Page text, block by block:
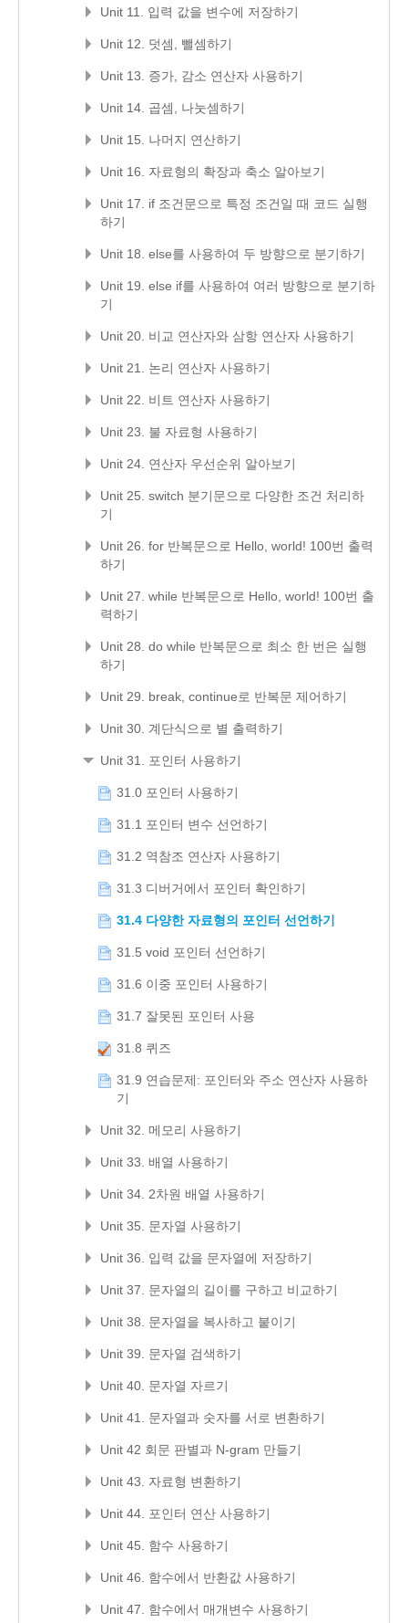
Unit 11. 입력 값을 변수에 저장하기
Unit 12. 덧셈, 뺄셈하기
Unit 13. 증가, 감소 연산자 사용하기
Unit 14. 곱셈, 나눗셈하기
Unit 15. 나머지 연산하기
Unit 16. 자료형의 확장과 축소 알아보기
Unit 17. if 조건문으로 특정 조건일 때 코드 실행
하기
Unit 18. else를 사용하여 두 방향으로 분기하기
Unit 19. else if를 사용하여 여러 방향으로 분기하
기
Unit 20. 비교 연산자와 삼항 연산자 사용하기
Unit 21. 논리 연산자 사용하기
Unit 22. 비트 연산자 사용하기
Unit 23. 불 자료형 사용하기
Unit 24. 연산자 우선순위 알아보기
Unit 25. switch 분기문으로 다양한 조건 처리하
기
Unit 26. for 반복문으로 Hello, world! 100번 출력
하기
Unit 27. while 반복문으로 Hello, world! 100번 출
력하기
Unit 28. do while 반복문으로 최소 한 번은 실행
하기
Unit 29. break, continue로 반복문 제어하기
Unit 30. 계단식으로 별 출력하기
Unit 31. 포인터 사용하기
31.0 포인터 사용하기
31.1 포인터 변수 선언하기
31.2 역참조 연산자 사용하기
31.3 디버거에서 포인터 확인하기
31.4 다양한 자료형의 포인터 선언하기
31.5 void 포인터 선언하기
31.6 이중 포인터 사용하기
31.7 잘못된 포인터 사용
31.8 퀴즈
31.9 연습문제: 포인터와 주소 연산자 사용하
기
Unit 32. 메모리 사용하기
Unit 33. 배열 사용하기
Unit 34. 2차원 배열 사용하기
Unit 35. 문자열 사용하기
Unit 36. 입력 값을 문자열에 저장하기
Unit 37. 문자열의 길이를 구하고 비교하기
Unit 38. 문자열을 복사하고 붙이기
Unit 39. 문자열 검색하기
Unit 40. 문자열 자르기
Unit 41. 문자열과 숫자를 서로 변환하기
Unit 42 회문 판별과 N-gram 만들기
Unit 43. 자료형 변환하기
Unit 44. 포인터 연산 사용하기
Unit 45. 함수 사용하기
Unit 46. 함수에서 반환값 사용하기
Unit 47. 함수에서 매개변수 사용하기